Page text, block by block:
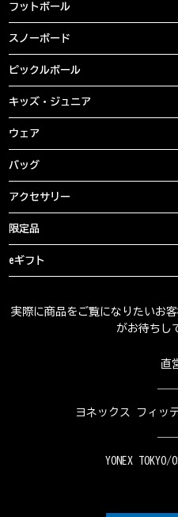
フットボール
スノーボード
ピックルボール
キッズ・ジュニア
ウェア
バッグ
アクセサリー
限定品
eギフト
実際に商品をご覧になりたいお
がお待ちし
直
ヨネックス フィッ
YONEX TOKYO/